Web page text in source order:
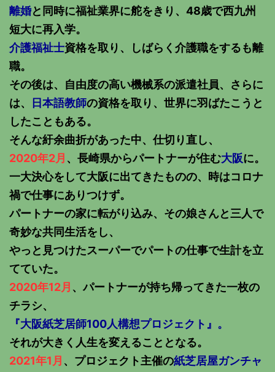
離婚と同時に福祉業界に舵をきり、48歳で西九州
短大に再入学。
介護福祉士資格を取り、しばらく介護職をするも離
職。
その後は、自由度の高い機械系の派遣社員、さらに
は、
日本語教師の資格を取り、世界に羽ばたこうと
したこともある。
そんな紆余曲折があった中、仕切り直し、
2020年2月 、長崎県からパートナーが住む大阪に。
一大決心をして大阪に出てきたものの、時はコロナ
禍で仕事にありつけず。
パートナーの家に転がり込み、その娘さんと三人で
奇妙な共同生活をし、
やっと見つけたスーパーでパートの仕事で生計を立
てていた。
2020年12月 、パートナーが持ち帰ってきた一枚の
チラシ、
『大阪紙芝居師100人構想プロジェクト』。
それが大きく人生を変えることとなる。
2021年1月 、プロジェクト主催の紙芝居屋ガンチャ